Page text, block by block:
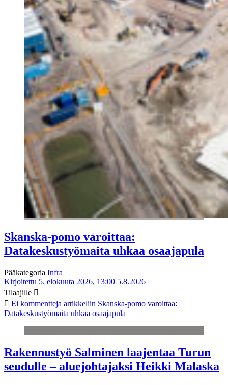
Skanska-pomo varoittaa:
Datakeskustyömaita uhkaa osaajapula
Pääkategoria Infra
Kirjoitettu 5. elokuuta 2026, 13:00 5.8.2026
Tilaajille
Ei kommentteja artikkeliin Skanska-pomo varoittaa:
Datakeskustyömaita uhkaa osaajapula
Rakennustyö Salminen laajentaa Turun
seudulle – aluejohtajaksi Heikki Malaska